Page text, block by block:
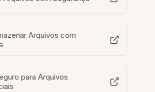
Arquivos com
para Arquivos